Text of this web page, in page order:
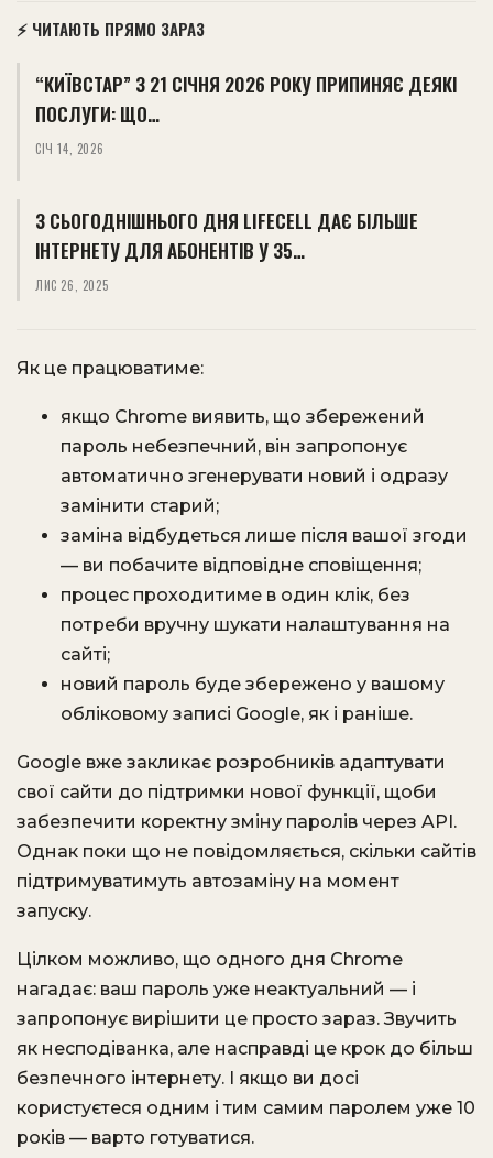
⚡ ЧИТАЮТЬ ПРЯМО ЗАРАЗ
“КИЇВСТАР” З 21 СІЧНЯ 2026 РОКУ ПРИПИНЯЄ ДЕЯКІ
ПОСЛУГИ: ЩО…
СІЧ 14, 2026
З СЬОГОДНІШНЬОГО ДНЯ LIFECELL ДАЄ БІЛЬШЕ
ІНТЕРНЕТУ ДЛЯ АБОНЕНТІВ У 35…
ЛИС 26, 2025
Як це працюватиме:
якщо Chrome виявить, що збережений
пароль небезпечний, він запропонує
автоматично згенерувати новий і одразу
замінити старий;
заміна відбудеться лише після вашої згоди
— ви побачите відповідне сповіщення;
процес проходитиме в один клік, без
потреби вручну шукати налаштування на
сайті;
новий пароль буде збережено у вашому
обліковому записі Google, як і раніше.
Google вже закликає розробників адаптувати
свої сайти до підтримки нової функції, щоби
забезпечити коректну зміну паролів через API.
Однак поки що не повідомляється, скільки сайтів
підтримуватимуть автозаміну на момент
запуску.
Цілком можливо, що одного дня Chrome
нагадає: ваш пароль уже неактуальний — і
запропонує вирішити це просто зараз. Звучить
як несподіванка, але насправді це крок до більш
безпечного інтернету. І якщо ви досі
користуєтеся одним і тим самим паролем уже 10
років — варто готуватися.